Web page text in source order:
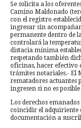
Se solicita a los
Camino Maldonado
con el registro
ingresar sin
permanente dentro de
controlará la
distacia mínima
respetando también
oficinas, hacer efectivo
trámites notariales.- El
rematadores actuantes
ingresen si no es
Los derechos
coincidir el adquiriente
documentación a